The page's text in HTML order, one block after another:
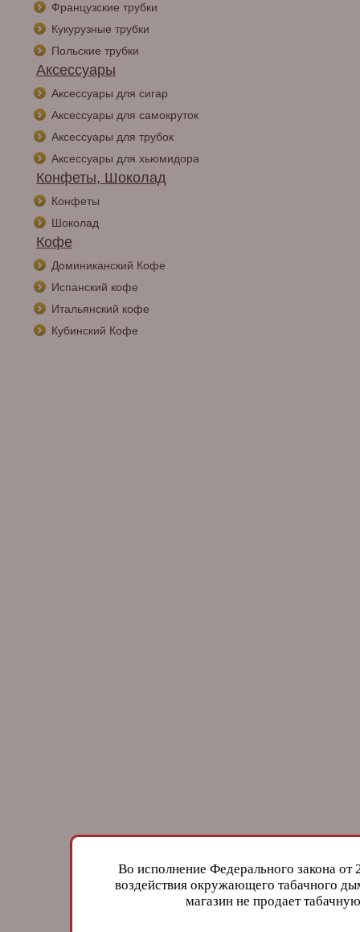
Французские трубки
Кукурузные трубки
Польские трубки
Аксессуары
Аксессуары для сигар
Аксессуары для самокруток
Аксессуары для трубок
Аксессуары для хьюмидора
Конфеты, Шоколад
Конфеты
Шоколад
Кофе
Доминиканский Кофе
Испанский кофе
Итальянский кофе
Кубинский Кофе
Во исполнение Федерального закона
воздействия окружающего табачного
магазин не продает